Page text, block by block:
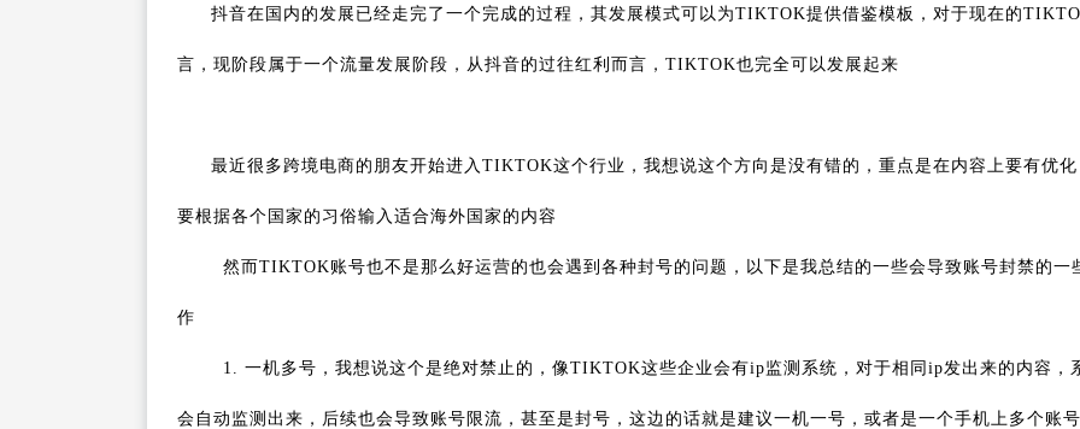
抖音在国内的发展已经走完了一个完成的过程，其发展模式可以为TIKTOK提供借鉴模板，对于现在的
言，现阶段属于一个流量发展阶段，从抖音的过往红利而言，TIKTOK也完全可以发展起来
最近很多跨境电商的朋友开始进入TIKTOK这个行业，我想说这个方向是没有错的，重点是在内容上要有优化
要根据各个国家的习俗输入适合海外国家的内容
然而TIKTOK账号也不是那么好运营的也会遇到各种封号的问题，以下是我总结的一些会导致账号封禁的一
作
1. 一机多号，我想说这个是绝对禁止的，像TIKTOK这些企业会有ip监测系统，对于相同ip发出来的内容，
会自动监测出来，后续也会导致账号限流，甚至是封号，这边的话就是建议一机一号，或者是一个手机上多个账